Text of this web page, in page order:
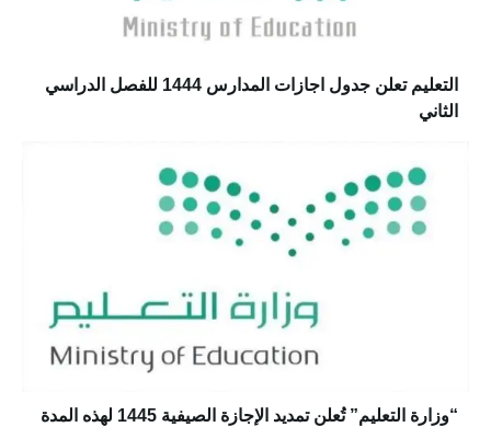
التعليم تعلن جدول اجازات المدارس 1444 للفصل الدراسي
الثاني
“وزارة التعليم” تُعلن تمديد الإجازة الصيفية 1445 لهذه المدة